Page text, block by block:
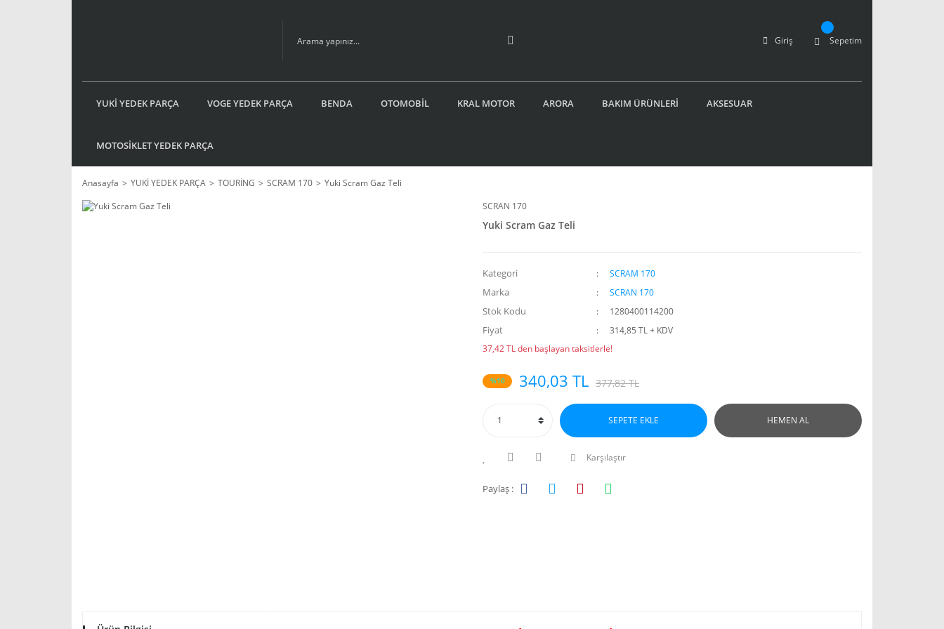
Giriş Sepetim
YUKİ YEDEK PARÇA VOGE YEDEK PARÇA BENDA OTOMOBİL KRAL MOTOR ARORA BAKIM ÜRÜNLERİ AKSESUAR
MOTOSİKLET YEDEK PARÇA
Anasayfa YUKİ YEDEK PARÇA TOURİNG SCRAM 170
Yuki Scram Gaz Teli
SCRAN 170
Yuki Scram Gaz Teli
Kategori SCRAM 170
Marka SCRAN 170
Stok Kodu 1280400114200
Fiyat
314,85 TL + KDV
37,42 TL den başlayan taksitlerle!
%10 340,03 TL 377,82 TL
SEPETE EKLE HEMEN AL
Karşılaştır
Paylaş :